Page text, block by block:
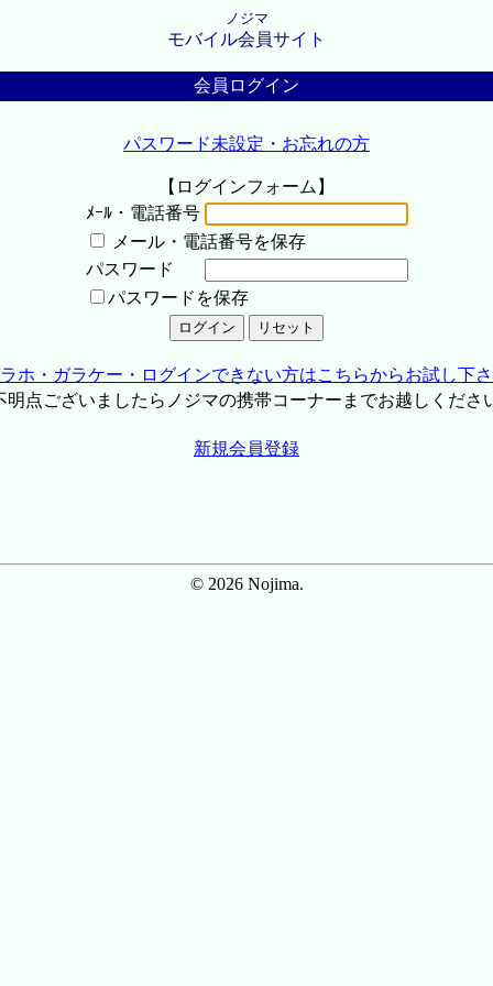
ノジマ
モバイル会員サイト
会員ログイン
パスワード未設定・お忘れの方
【ログインフォーム】
ﾒｰﾙ・電話番号
メール・電話番号を保存
パスワード
パスワードを保存
ホ・ガラケー・ログインできない方はこちらからお試し下
点ございましたらノジマの携帯コーナーまでお越しくださ
新規会員登録
© 2026 Nojima.